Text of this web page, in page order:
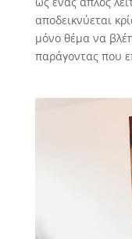
αποδεικνύεται
μόνο θέμα να
παράγοντας που